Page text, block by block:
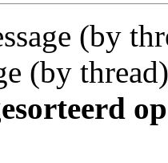
(by
(by